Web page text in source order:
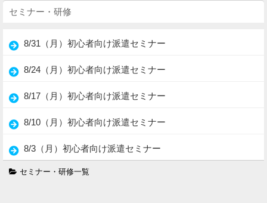
セミナー・研修
8/31（月）初心者向け派遣セミナー
8/24（月）初心者向け派遣セミナー
8/17（月）初心者向け派遣セミナー
8/10（月）初心者向け派遣セミナー
8/3（月）初心者向け派遣セミナー
セミナー・研修一覧